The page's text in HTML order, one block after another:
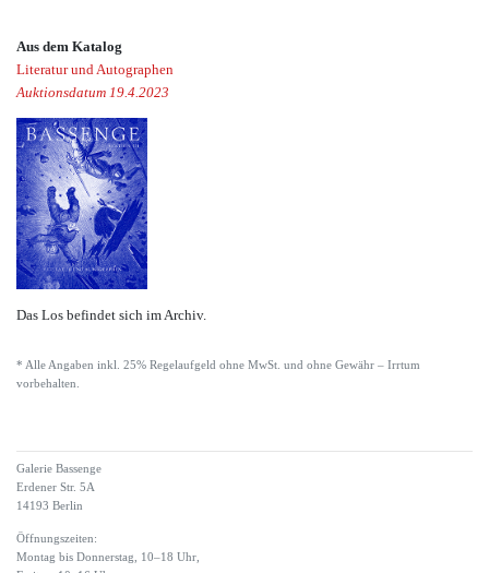
Aus dem Katalog
Literatur und Autographen
Auktionsdatum 19.4.2023
Das Los befindet sich im Archiv.
* Alle Angaben inkl. 25% Regelaufgeld ohne MwSt. und ohne Gewähr – Irrtum
vorbehalten.
Galerie Bassenge
Erdener Str. 5A
14193 Berlin
Öffnungszeiten:
Montag bis Donnerstag, 10–18 Uhr,